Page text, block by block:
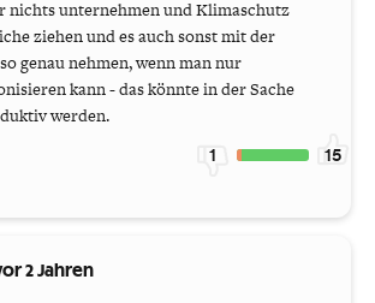
nichts unternehmen und Klimaschutz
ziehen und es auch sonst mit der
genau nehmen, wenn man nur
kann - das könnte in der Sache
werden.
1 15
2 Jahren